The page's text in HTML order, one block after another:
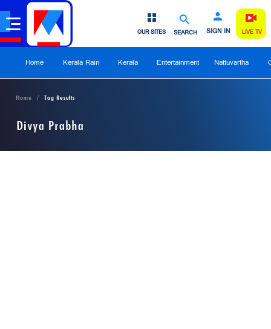
SEARCH SIGN IN
OUR SITES LIVE TV
Home Kerala Rain Kerala Entertainment Nattuvartha
Home Tag Results
Divya Prabha